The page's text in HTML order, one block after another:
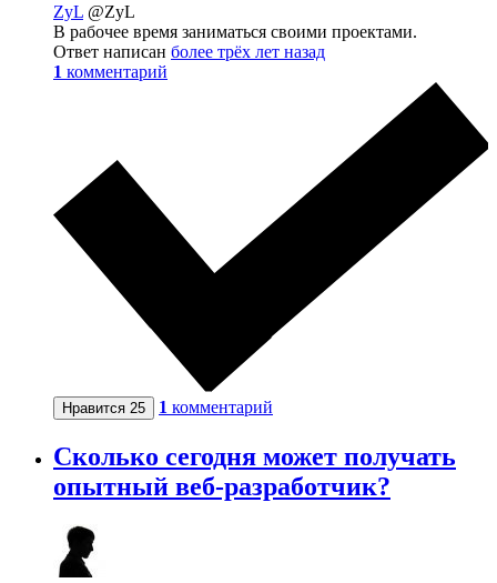
ZyL @ZyL
В рабочее время заниматься своими проектами.
Ответ написан более трёх лет назад
1 комментарий
Нравится 25 1 комментарий
Сколько сегодня может получать
опытный веб-разработчик?